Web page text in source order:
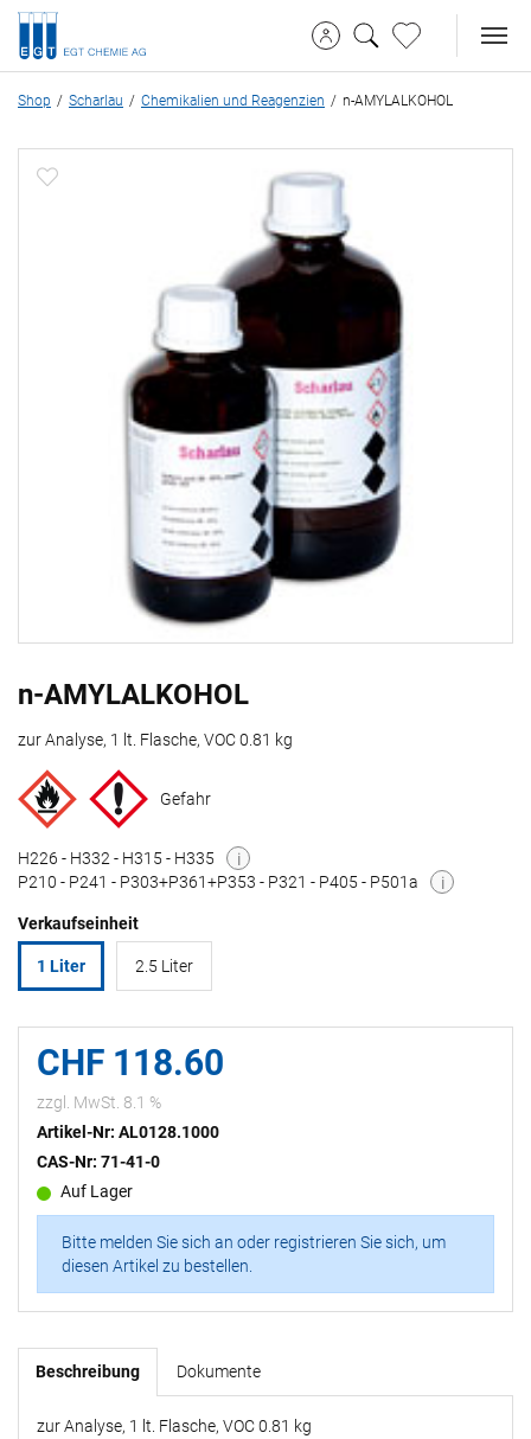
Shop Scharlau Chemikalien und Reagenzien n-AMYLALKOHOL
n-AMYLALKOHOL
zur Analyse, 1 lt. Flasche, VOC 0.81 kg
Gefahr
H226 - H332 - H315 - H335
i
P210 - P241 - P303+P361+P353 - P321 - P405 - P501a
i
Verkaufseinheit
1 Liter 2.5 Liter
CHF 118.60
zzgl. MwSt. 8.1 %
Artikel-Nr: AL0128.1000
CAS-Nr: 71-41-0
Auf Lager
Bitte melden Sie sich an oder registrieren Sie sich, um
diesen Artikel zu bestellen.
Beschreibung Dokumente
zur Analyse, 1 lt. Flasche, VOC 0.81 kg